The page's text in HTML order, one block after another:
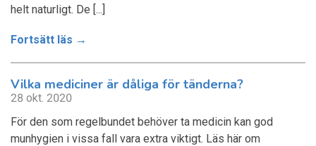
helt naturligt. De [...]
Fortsätt läs →
Vilka mediciner är dåliga för tänderna?
28 okt. 2020
För den som regelbundet behöver ta medicin kan god
munhygien i vissa fall vara extra viktigt. Läs här om